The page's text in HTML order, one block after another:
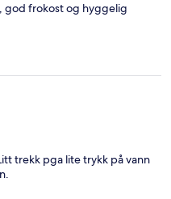
god frokost og hyggelig
trekk pga lite trykk på vann